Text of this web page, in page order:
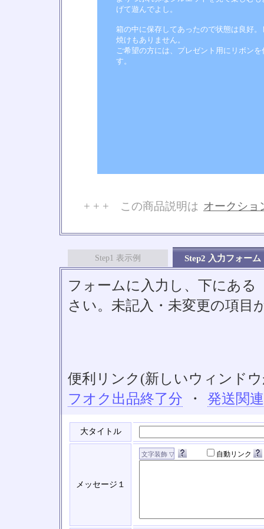
げて遊んでよし。
箱の中に保存してあったので状態は良好。
焼けもありません。
ご希望の方には、プレゼント用にリボンを
す。
+ + + この商品説明は オークショ
Step1 表示例 Step2 入力フォーム
フォームに入力し、下にあ
さい。未記入・未変更の項目
便利リンク(新しいウィンド
フオク出品終了分
・ 発送関
大タイトル
メッセージ１
自動リンク